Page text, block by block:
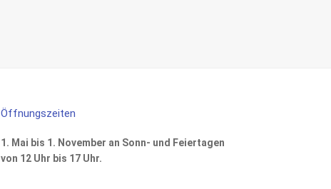
Öffnungszeiten
1. Mai bis 1. November an Sonn- und Feiertagen
von 12 Uhr bis 17 Uhr.